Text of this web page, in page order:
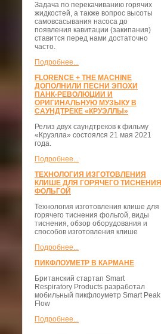
Задача по перекачиванию горячих
жидкостей, а также вопрос высоты
самовсасывания насоса до
появления кавитации (закипания)
ставится перед нами достаточно
часто.
Подробнее...
FLORENCE + THE MACHINE
ДОПОЛНИЛИ ПЕСНИ ЭПОХИ
ПАНК-РЕВОЛЮЦИИ И
ОРИГИНАЛЬНУЮ МУЗЫКУ В
САУНДТРЕКЕ «КРУЭЛЛЫ»
Релиз двух саундтреков к фильму
«Круэлла» состоялся 21 мая 2021
года.
Подробнее...
ТЕХНОЛОГИЯ ИЗГОТОВЛЕНИЯ
КЛИШЕ ДЛЯ ГОРЯЧЕГО ТИСНЕНИЯ
ФОЛЬГОЙ
Технология изготовления клише для
горячего тиснения фольгой, виды
тиснения, обзор оборудования и
способов изготовления клише
Подробнее...
ПИКФЛОУМЕТР В КАРМАНЕ
Британский стартап Smart
Respiratory Products разработал
мобильный пикфлоуметр Smart Peak
Flow
Подробнее...